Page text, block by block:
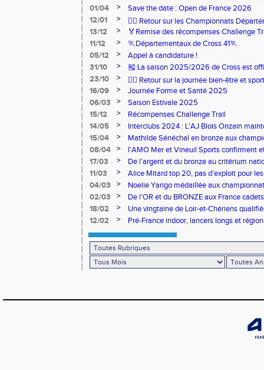
01/04
>
Save the date : Open de France 2026
12/01
>
🏃‍♂️ Retour sur les Championnats
13/12
>
🏅Remise des récompenses Challenge
11/12
>
🏃Départementaux de Cross 41🏃
05/12
>
Appel à candidature !
31/10
>
🎽 La saison 2025/2026 de Cross est
23/10
>
🧘‍♀️ Retour sur la journée bien-être et
16/09
>
Journée Forme et Santé 2025
06/03
>
Saison Estivale 2025
15/12
>
Récompenses Challenge Trail
14/05
>
Interclubs 2024 : L'AJ Blois Onzain
Romorantin en N2B
15/04 >
Mathilde Sénéchal en bronze aux
08/04
>
l'AMO Mer et Vineuil Sports confirment
benjamins
17/03 >
De l'argent et du bronze au critérium
11/03
>
Alice Mitard top 20, pas d'exploit pour
04/03
>
Noelie Yarigo médaillée aux
02/03
>
De l'OR et du BRONZE aux France
18/02
>
Une vingtaine de Loir-et-Chériens
12/02
> Pré-France indoor, lancers longs et